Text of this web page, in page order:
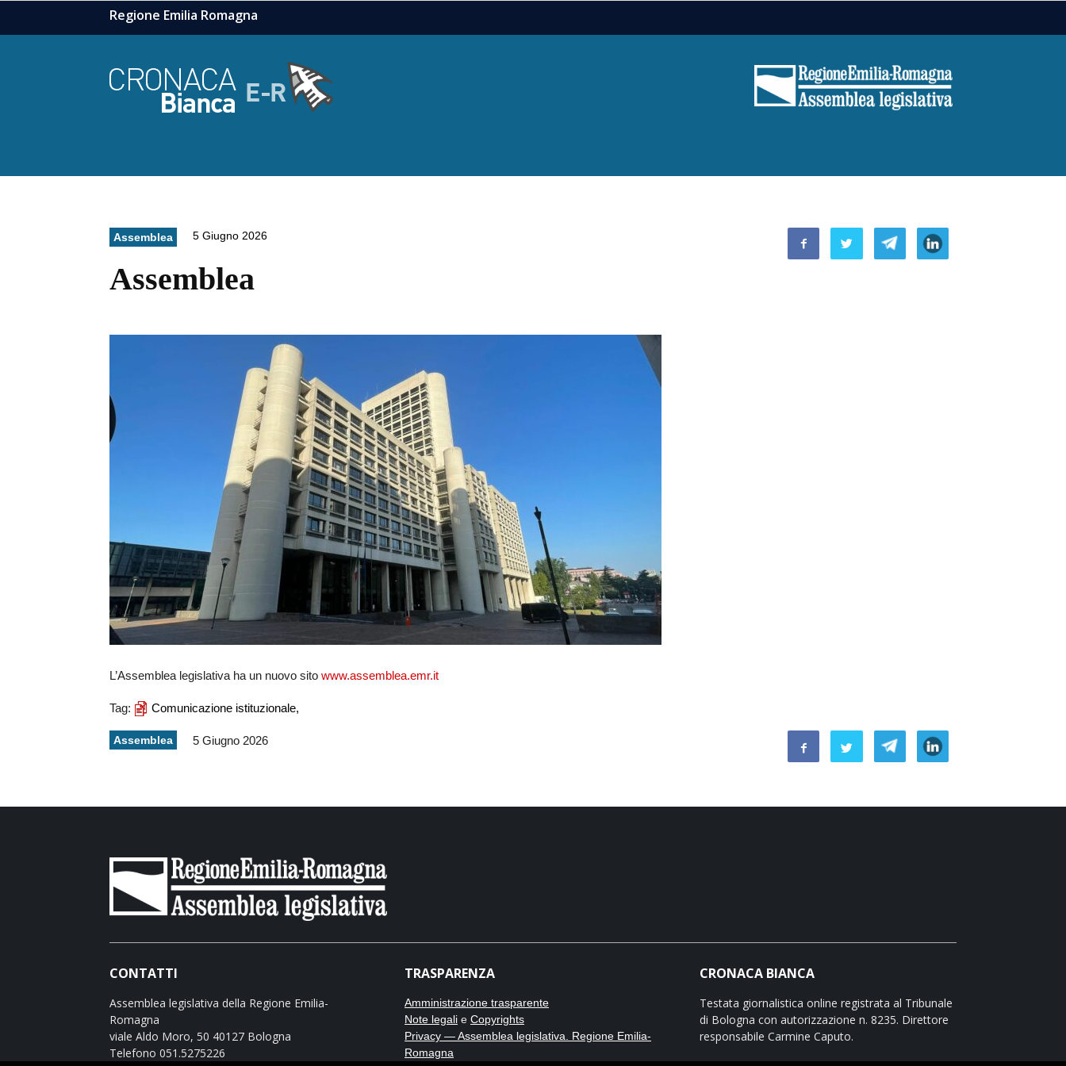
Regione Emilia Romagna
Assemblea 5 Giugno 2026
Assemblea
L’Assemblea legislativa ha un nuovo sito www.assemblea.emr.it
Tag: Comunicazione istituzionale,
Assemblea 5 Giugno 2026
CONTATTI
Assemblea legislativa della Regione Emilia-
Romagna
viale Aldo Moro, 50 40127 Bologna
Telefono 051.5275226
TRASPARENZA
Amministrazione trasparente
Note legali e Copyrights
Privacy — Assemblea legislativa. Regione Emilia-
Romagna
CRONACA BIANCA
Testata giornalistica online registrata al Tribunale
di Bologna con autorizzazione n. 8235. Direttore
responsabile Carmine Caputo.